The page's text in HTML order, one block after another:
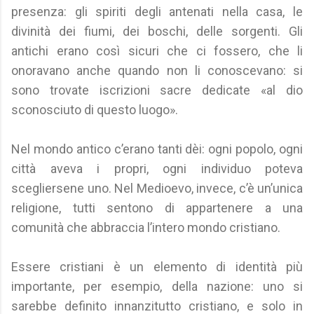
presenza: gli spiriti degli antenati nella casa, le
divinità dei fiumi, dei boschi, delle sorgenti. Gli
antichi erano così sicuri che ci fossero, che li
onoravano anche quando non li conoscevano: si
sono trovate iscrizioni sacre dedicate «al dio
sconosciuto di questo luogo».
Nel mondo antico c’erano tanti dèi: ogni popolo, ogni
città aveva i propri, ogni individuo poteva
scegliersene uno. Nel Medioevo, invece, c’è un’unica
religione, tutti sentono di appartenere a una
comunità che abbraccia l’intero mondo cristiano.
Essere cristiani è un elemento di identità più
importante, per esempio, della nazione: uno si
sarebbe definito innanzitutto cristiano, e solo in